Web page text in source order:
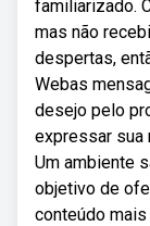
familiarizado.
mas não
despertas,
Webas
desejo pelo
expressar sua
Um ambiente
objetivo de
conteúdo